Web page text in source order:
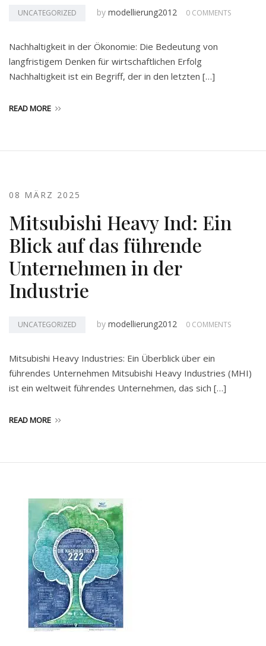
UNCATEGORIZED by modellierung2012 0 COMMENTS
Nachhaltigkeit in der Ökonomie: Die Bedeutung von
langfristigem Denken für wirtschaftlichen Erfolg
Nachhaltigkeit ist ein Begriff, der in den letzten […]
READ MORE
08 MÄRZ 2025
Mitsubishi Heavy Ind: Ein
Blick auf das führende
Unternehmen in der
Industrie
UNCATEGORIZED by modellierung2012 0 COMMENTS
Mitsubishi Heavy Industries: Ein Überblick über ein
führendes Unternehmen Mitsubishi Heavy Industries (MHI)
ist ein weltweit führendes Unternehmen, das sich […]
READ MORE